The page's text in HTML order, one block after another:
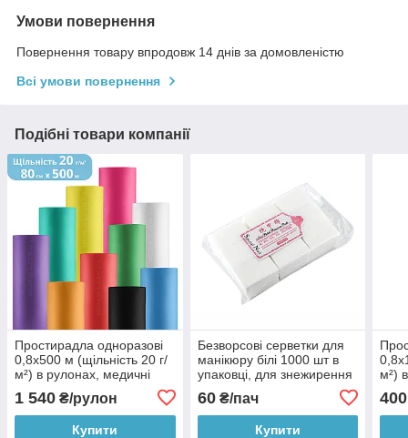
Умови повернення
Повернення товару впродовж 14 днів за домовленістю
Всі умови повернення
Подібні товари компанії
Простирадла одноразові
0,8х500 м (щільність 20 г/
м²) в рулонах, медичні
одноразове простирадло
для масажу
1 540 ₴/рулон
Купити
Безворсові серветки для
манікюру білі 1000 шт в
упаковці, для знежирення
видалення липкого шару
60₴/пач
Купити
м²)
для
400